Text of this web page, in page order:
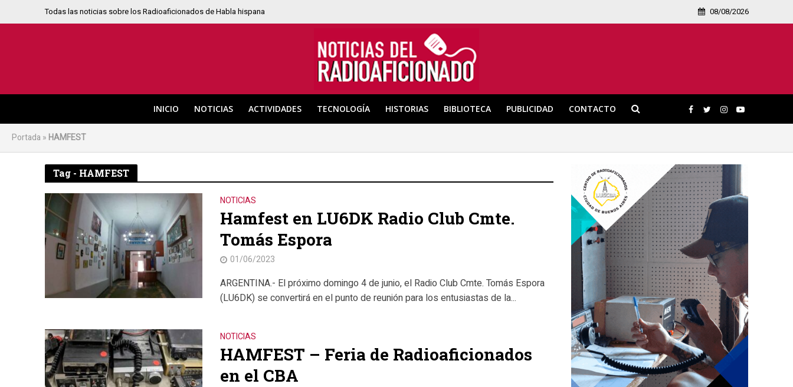
Todas las noticias sobre los Radioaficionados de Habla hispana 08/08/2026
INICIO NOTICIAS ACTIVIDADES TECNOLOGÍA HISTORIAS BIBLIOTECA PUBLICIDAD CONTACTO
Portada » HAMFEST
Tag - HAMFEST
NOTICIAS
Hamfest en LU6DK Radio Club Cmte.
Tomás Espora
01/06/2023
ARGENTINA.- El próximo domingo 4 de junio, el Radio Club Cmte. Tomás Espora
(LU6DK) se convertirá en el punto de reunión para los entusiastas de la...
NOTICIAS
HAMFEST – Feria de Radioaficionados
en el CBA